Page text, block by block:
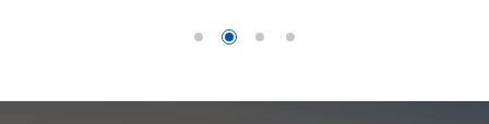
체 생산하고 있다. 작년 기준 셀 공장과 모듈 공장 가동률은 각각 69.7%와